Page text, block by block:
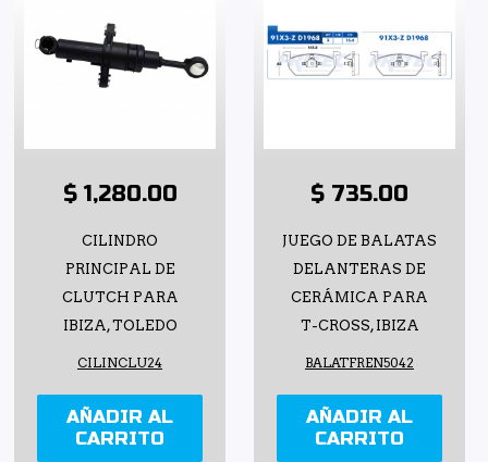
$ 1,280.00
CILINDRO
PRINCIPAL DE
CLUTCH PARA
IBIZA, TOLEDO
CILINCLU24
AÑADIR AL
CARRITO
$ 735.00
JUEGO DE BALATAS
DELANTERAS DE
CERÁMICA PARA
T-CROSS, IBIZA
BALATFREN5042
AÑADIR AL
CARRITO